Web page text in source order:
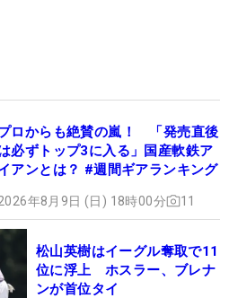
ロからも絶賛の嵐！ 「発売直後
必ずトップ3に入る」国産軟鉄ア
アンとは？ #週間ギアランキング
年8月9日 (日) 18時00分 11
松山英樹はイーグル奪取で11
位に浮上 ホスラー、ブレナ
ンが首位タイ